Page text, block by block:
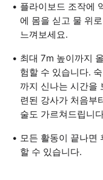
플라이보드 조작에
에 몸을 싣고 물 위
느껴보세요.
최대 7m 높이까지
험할 수 있습니다.
까지 신나는 시간을
련된 강사가 처음부
술도 가르쳐드립니
모든 활동이 끝나면
할 수 있습니다.